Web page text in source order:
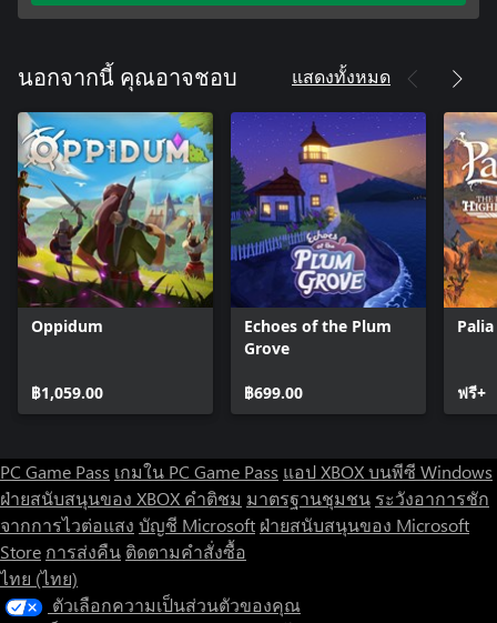
นอกจากนี้ คุณอาจชอบ แสดงทั้งหมด
Oppidum
฿1,059.00
Echoes of the Plum
Grove
฿699.00
Palia
ฟรี+
PC Game Pass เกมใน PC Game Pass แอป XBOX บนพีซี Windows
ฝ่ายสนับสนุนของ XBOX คำติชม มาตรฐานชุมชน ระวังอาการชัก
จากการไวต่อแสง บัญชี Microsoft ฝ่ายสนับสนุนของ Microsoft
Store การส่งคืน ติดตามคำสั่งซื้อ
ไทย (ไทย)
ตัวเลือกความเป็นส่วนตัวของคุณ